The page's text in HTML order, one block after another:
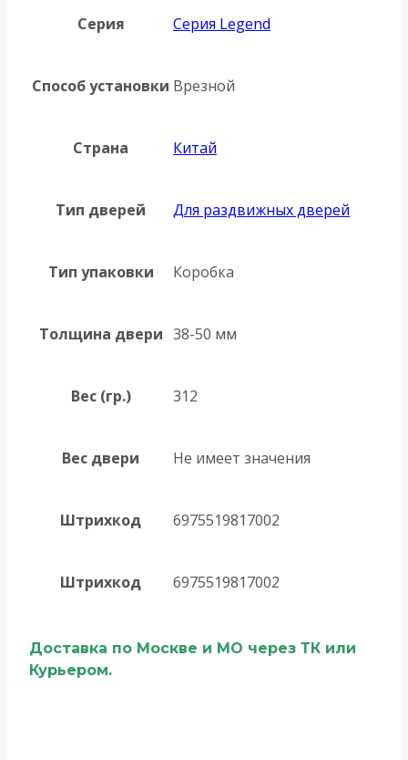
Серия Серия Legend
Способ установки Врезной
Страна Китай
Тип дверей Для раздвижных дверей
Тип упаковки Коробка
Толщина двери 38-50 мм
Вес (гр.) 312
Вес двери Не имеет значения
Штрихкод 6975519817002
Штрихкод 6975519817002
Доставка по Москве и МО через ТК или
Курьером.